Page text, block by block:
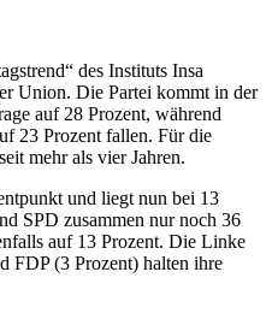
des Instituts Insa
Union. Die Partei kommt in der
auf 28 Prozent, während
23 Prozent fallen. Für die
mehr als vier Jahren.
und liegt nun bei 13
SPD zusammen nur noch 36
auf 13 Prozent. Die Linke
FDP (3 Prozent) halten ihre